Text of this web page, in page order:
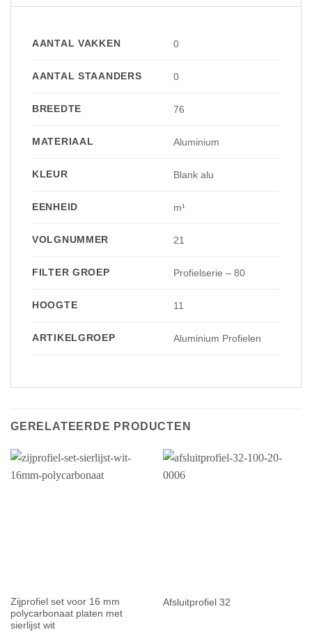
AANTAL VAKKEN 0
AANTAL STAANDERS 0
BREEDTE 76
MATERIAAL Aluminium
KLEUR Blank alu
EENHEID m¹
VOLGNUMMER 21
FILTER GROEP Profielserie – 80
HOOGTE 11
ARTIKELGROEP Aluminium Profielen
GERELATEERDE PRODUCTEN
Zijprofiel set voor 16 mm
polycarbonaat platen met
sierlijst wit
Afsluitprofiel 32